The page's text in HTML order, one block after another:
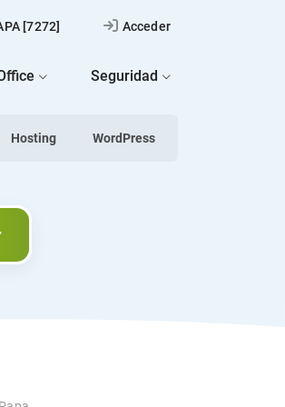
[7272] Acceder
Seguridad
Hosting WordPress